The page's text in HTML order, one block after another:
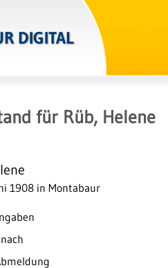
DIGITAL
für Rüb, Helene
1908 in Montabaur